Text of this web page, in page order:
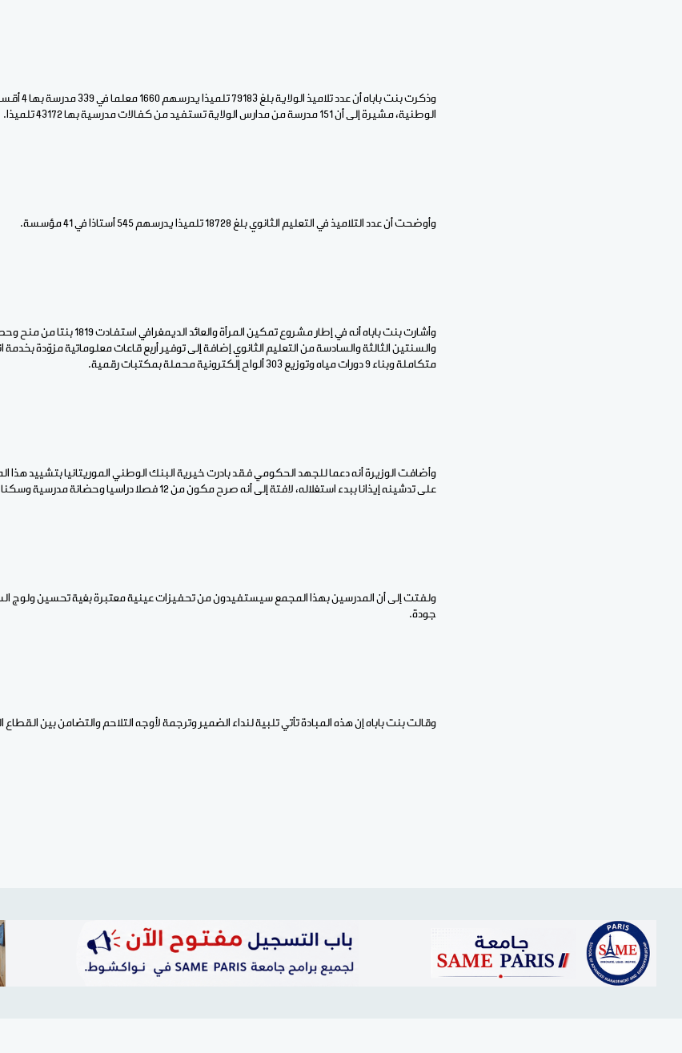
وذكرت بنت
الوطنية، مشيرة إلى أن 151 مدرسة من مدارس الولاية تستفيد من كفالات مدرسية بها 43172 تلميذا.
وأوضحت أن عدد التلاميذ في التعليم الثانوي بلغ 18728 تلميذا يدرسهم 545 أستاذا في 41 مؤسسة.
وأشارت بنت باباه أنه في إطار مشروع تمكين
والسنتين الثالثة والسادسة من التعليم الثانوي إضافة إلى توفير أربع قاعات معلوماتية مزوّدة
متكاملة وبناء 9 دورات مياه وتوزيع 303 ألواح إلكترونية محملة بمكتبات رقمية.
وأضافت الوزيرة أنه دعما للجهد الحكومي فقد بادرت خيرية البنك الوطني الموريتانيا بتشييد هذا
على تدشينه إيذانا ببدء استغلاله، لافتة إلى أنه صرح مكون من 12 فصلا دراسيا وحضانة مدرسية وسكنا للمدرسين وآخر للمدير.
ولفتت إلى أن المدرسين بهذا المجمع سيستفيدون من تحفيزات عينية معتبرة بغية تحسين ولوج
جودة.
وقالت بنت باباه إن هذه المبادة تأتي تلبية لنداء الضمير وترجمة لأوجه التلاحم والتضامن بين